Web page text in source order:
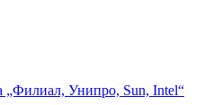
„Филиал, Унипро, Sun, Intel“